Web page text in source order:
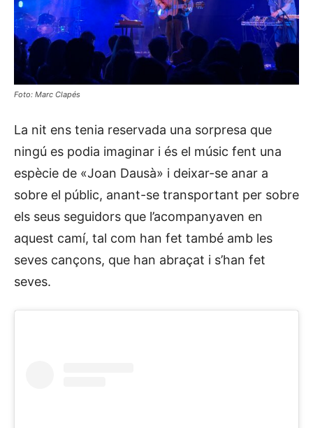
Foto: Marc Clapés
La nit ens tenia reservada una sorpresa que
ningú es podia imaginar i és el músic fent una
espècie de «Joan Dausà» i deixar-se anar a
sobre el públic, anant-se transportant per sobre
els seus seguidors que l’acompanyaven en
aquest camí, tal com han fet també amb les
seves cançons, que han abraçat i s’han fet
seves.